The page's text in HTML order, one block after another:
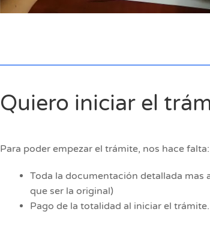
Quiero iniciar el
Para poder empezar el trámite, nos hace falta:
Toda la documentación detallada mas
que ser la original)
Pago de la totalidad al iniciar el trámite.